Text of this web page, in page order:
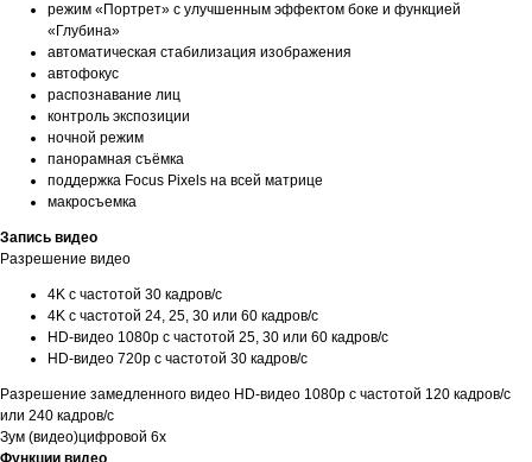
режим «Портрет» с улучшенным эффектом боке и функцией
«Глубина»
автоматическая стабилизация изображения
автофокус
распознавание лиц
контроль экспозиции
ночной режим
панорамная съёмка
поддержка Focus Pixels на всей матрице
макросъемка
Запись видео
Разрешение видео
4K с частотой 30 кадров/ с
4K с частотой 24, 25, 30 или 60 кадров/ с
HD-видео 1080p с частотой 25, 30 или 60 кадров/ с
HD-видео 720p с частотой 30 кадров/ с
Разрешение замедленного видео HD-видео 1080р c частотой 120 кадров/ с
или 240 кадров/ с
Зум (видео)цифровой 6х